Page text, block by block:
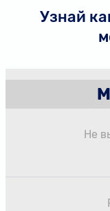
Узнай
Не